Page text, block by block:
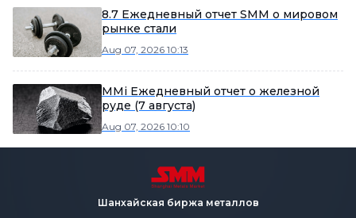
8.7 Ежедневный отчет SMM о мировом
рынке стали
Aug 07, 2026 10:13
MMi Ежедневный отчет о железной
руде (7 августа)
Aug 07, 2026 10:10
Шанхайская биржа металлов